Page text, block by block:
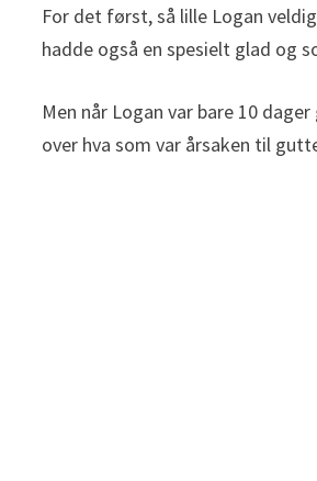
For det først, så lille Logan
hadde også en spesielt glad og
Men når Logan var bare 10
over hva som var årsaken til